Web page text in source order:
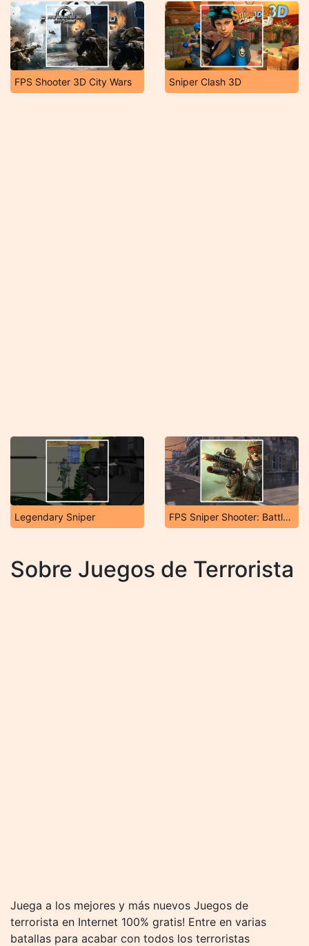
FPS Shooter 3D City Wars Sniper Clash 3D
Legendary Sniper FPS Sniper Shooter: Battle Survival
Sobre Juegos de Terrorista
Juega a los mejores y más nuevos Juegos de
terrorista en Internet 100% gratis! Entre en varias
batallas para acabar con todos los terroristas